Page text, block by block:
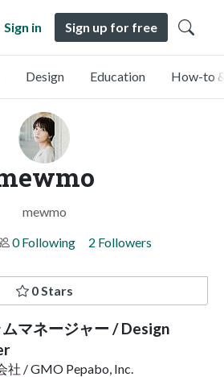
Sign in Sign up for free
Design Education How-to
mewmo
0 Following 2 Followers
0 Stars
マネージャー / Design
/ GMO Pepabo, Inc.